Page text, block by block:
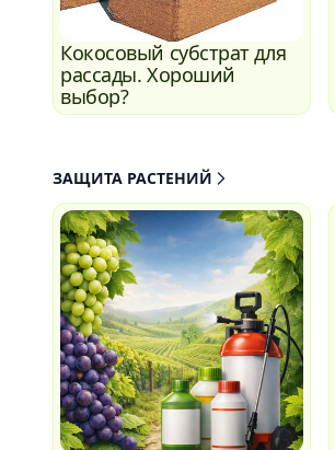
Кокосовый субстрат для
рассады. Хороший
выбор?
ЗАЩИТА РАСТЕНИЙ